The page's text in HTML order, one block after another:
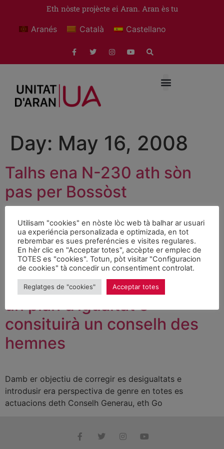
Eth nòste projècte ei Aran. Aran ès tu
Aranés Català Castellano
Day: May 16, 2008
Talhs ena N-230 ath sòn
pas per Bossòst
ena carretèra N-230 ath sòn pas per Bossòst, en tot
balhar circulacion alternativa per miei de semafòrs, atau
coma a informat eth Centre de Conservacion dera
carretèra N-230. Un còp realizadi es tra
Eth govèrn aranés prebotge
un plan d’igualtat e
consituirà un conselh des
hemnes
Damb er objectiu de corregir es desigualtats e
introdusir era perspectiva de genre en totes es
actuacions deth Conselh Generau, eth Go
Utilisam "cookies" en nòste lòc web tà balhar ar usuari
ua experiéncia personalizada e optimizada, en tot
rebrembar es sues preferéncies e visites regulares.
En hèr clic en "Acceptar totes", accèpte er emplec de
TOTES es "cookies". Totun, pòt visitar "Configuracion
de cookies" tà concedir un consentiment controlat.
Reglatges de "cookies" Acceptar totes